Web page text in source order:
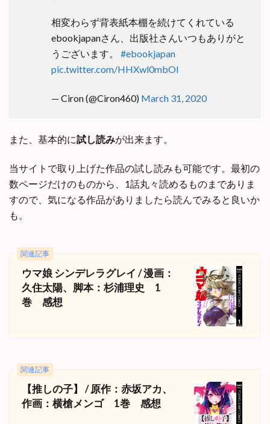
相変わらず背表紙本棚を続けてくれている
ebookjapanさん、出版社さんいつもありがと
うございます。 #ebookjapan
pic.twitter.com/HHXwl0mbOI
— Ciron (@Ciron460) March 31, 2020
また、基本的に試し読みが出来ます。
当サイトで取り上げた作品の試し読みも可能です。最初の
数ページだけのものから、1話丸々読めるものまでありま
すので、気になる作品がありましたら読んでみると良いか
も。
関連記事
ウマ娘 シンデレラグレイ / 漫画：
久住太陽、脚本：杉浦理史 1
巻 感想
関連記事
【推しの子】 / 原作：赤坂アカ、
作画：横槍メンゴ 1巻 感想